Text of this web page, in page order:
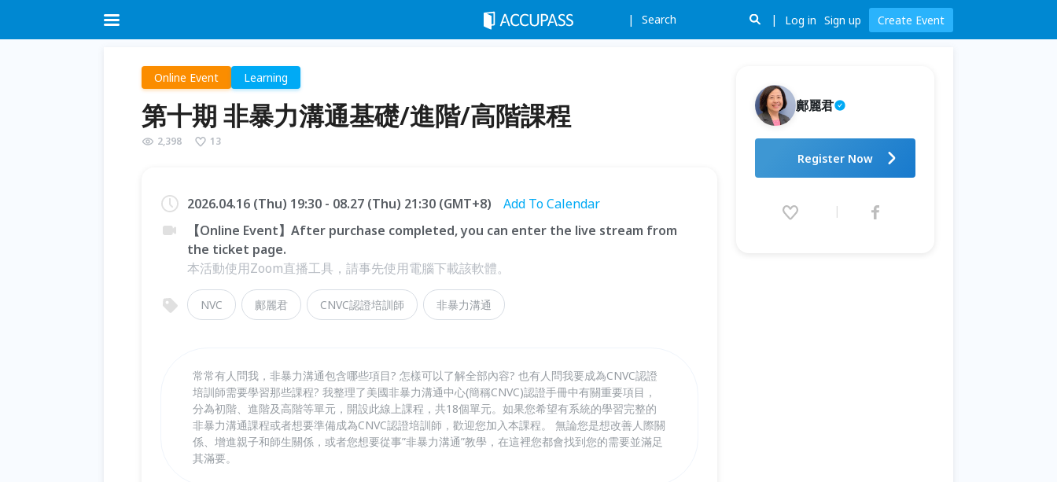
Search Log in Sign up Create Event
Online Event Learning
第十期 非暴力溝通基礎/進階/高階課程
2,398 13
2026.04.16 (Thu) 19:30 - 08.27 (Thu) 21:30 (GMT+8)
Add To Calendar
【Online Event】After purchase completed, you can enter the live stream from
the ticket page.
本活動使用Zoom直播工具，請事先使用電腦下載該軟體。
NVC 鄺麗君 CNVC認證培訓師 非暴力溝通
常常有人問我，非暴力溝通包含哪些項目? 怎樣可以了解全部內容? 也有人問我要成為CNVC認證
培訓師需要學習那些課程? 我整理了美國非暴力溝通中心(簡稱CNVC)認證手冊中有關重要項目，
分為初階、進階及高階等單元，開設此線上課程，共18個單元。如果您希望有系統的學習完整的
非暴力溝通課程或者想要準備成為CNVC認證培訓師，歡迎您加入本課程。 無論您是想改善人際關
係、增進親子和師生關係，或者您想要從事”非暴力溝通”教學，在這裡您都會找到您的需要並滿足
其滿要。
鄺麗君
2026.04.16 (Thu) 19:30 - 08.27
Register Now